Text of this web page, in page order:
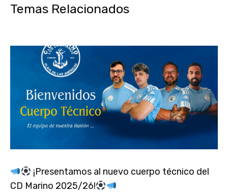
Temas Relacionados
¡Presentamos al nuevo cuerpo técnico del
CD Marino 2025/26!